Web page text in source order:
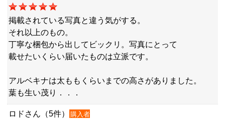
掲載されている写真と違う気がする。
それ以上のもの。
丁寧な梱包から出してビックリ。写真にとって
載せたいくらい届いたものは立派です。
アルベキナは太ももくらいまでの高さがありました。
葉も生い茂り．．．
ロドさん（5件）
購入者